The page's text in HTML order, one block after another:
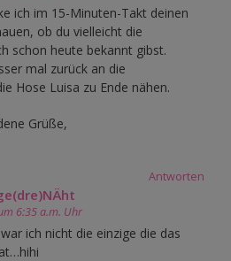
ich im 15-Minuten-Takt deinen
ob du vielleicht die
schon heute bekannt gibst.
mal zurück an die
Hose Luisa zu Ende nähen.
Grüße,
Antworten
6:35 a.m. Uhr
ich nicht die einzige die das